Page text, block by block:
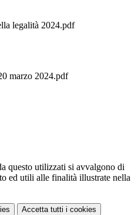
legalità 2024.pdf
marzo 2024.pdf
questo utilizzati si avvalgono di
ed utili alle finalità illustrate nella
Accetta tutti i cookies